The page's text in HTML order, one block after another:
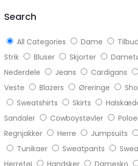
Search
All Categories Dame Tilbud
Strik
Bluser Skjorter
Nederdele
Jeans Cardigans
Veste
Blazers Øreringe
Sweatshirts
Skirts
Sandaler
Cowboystøvler
Regnjakker
Herre Jumpsuits
Tunikaer
Sweatpants
Herretøj
Handsker Damesko